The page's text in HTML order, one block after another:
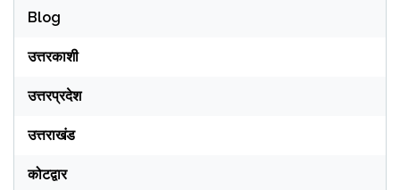
Blog
उत्तरकाशी
उत्तरप्रदेश
उत्तराखंड
कोटद्वार